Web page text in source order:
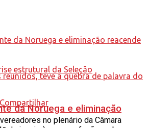
da Noruega e eliminação
reunidos, teve a quebra de palavra do
Compartilhar
no plenário da Câmara